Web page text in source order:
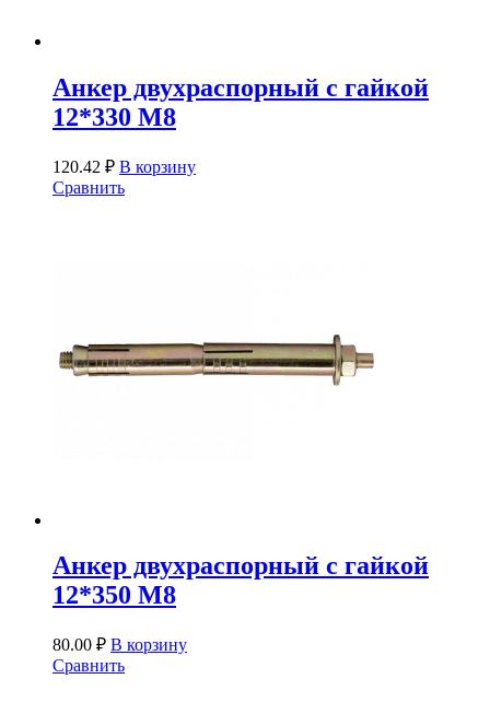
Анкер двухраспорный с гайкой
12*330 М8
120.42 ₽ В корзину
Сравнить
Анкер двухраспорный с гайкой
12*350 М8
80.00 ₽ В корзину
Сравнить